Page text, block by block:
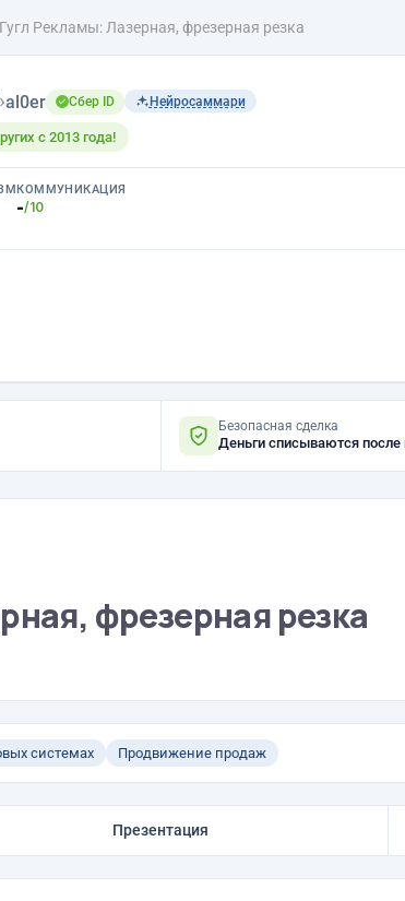
Рекламы: Лазерная, фрезерная резка
›al0er Сбер ID Нейросаммари
с 2013 года!
КОММУНИКАЦИЯ
-/10
Безопасная сделка
Деньги списываются после
фрезерная резка
системах Продвижение продаж
Презентация